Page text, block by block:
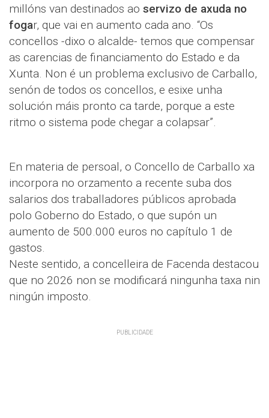
millóns van destinados ao servizo de axuda no
fogar, que vai en aumento cada ano. “Os
concellos -dixo o alcalde- temos que compensar
as carencias de financiamento do Estado e da
Xunta. Non é un problema exclusivo de Carballo,
senón de todos os concellos, e esixe unha
solución máis pronto ca tarde, porque a este
ritmo o sistema pode chegar a colapsar”.
En materia de persoal, o Concello de Carballo xa
incorpora no orzamento a recente suba dos
salarios dos traballadores públicos aprobada
polo Goberno do Estado, o que supón un
aumento de 500.000 euros no capítulo 1 de
gastos.
Neste sentido, a concelleira de Facenda destacou
que no 2026 non se modificará ningunha taxa nin
ningún imposto.